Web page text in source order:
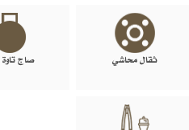
ثقال محاشي صاج